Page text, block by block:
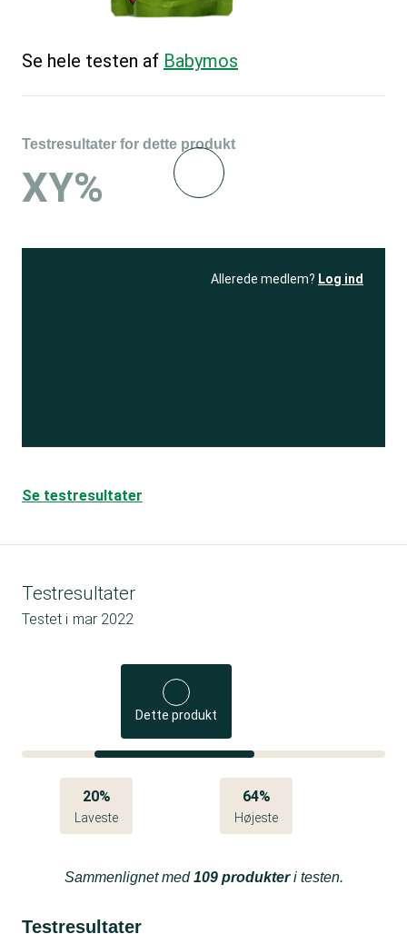
Se hele testen af Babymos
Testresultater for dette produkt
XY%
Allerede medlem? Log ind
Se testresultater
Testresultater
Testet i mar 2022
Dette produkt
20%
Laveste
64%
Højeste
Sammenlignet med109 produkteri testen.
Testresultater